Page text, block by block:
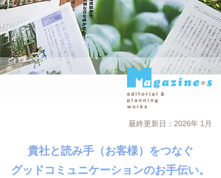
最終更新日：2026年 1月
貴社と読み手（お客様）をつなぐ
グッドコミュニケーションのお手伝い。